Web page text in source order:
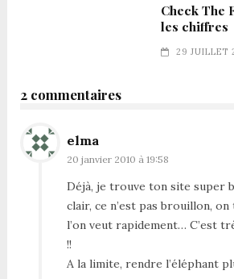
Check The
les chiffres
29 JUILLET
2 commentaires
elma
20 janvier 2010 à 19:58
Déjà, je trouve ton site super
clair, ce n’est pas brouillon, on
l’on veut rapidement… C’est
!!
A la limite, rendre l’éléphant